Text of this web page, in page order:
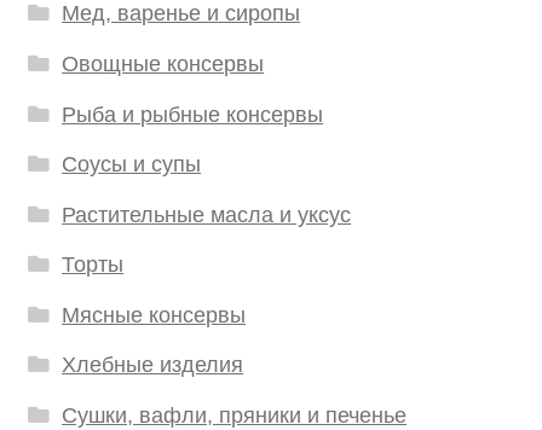
Мед, варенье и сиропы
Овощные консервы
Рыба и рыбные консервы
Соусы и супы
Растительные масла и уксус
Торты
Мясные консервы
Хлебные изделия
Сушки, вафли, пряники и печенье